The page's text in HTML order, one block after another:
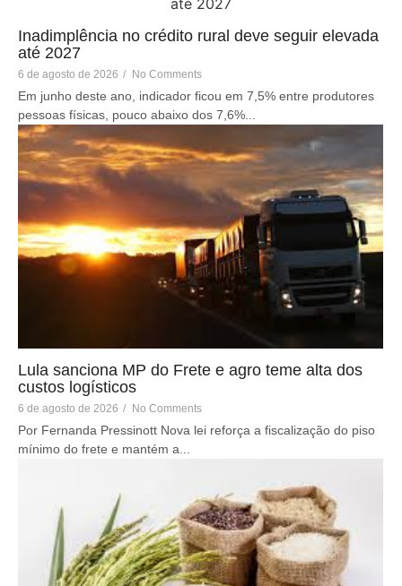
Inadimplência no crédito rural deve seguir elevada
até 2027
6 de agosto de 2026 / No Comments
Em junho deste ano, indicador ficou em 7,5% entre produtores
pessoas físicas, pouco abaixo dos 7,6%...
Lula sanciona MP do Frete e agro teme alta dos
custos logísticos
6 de agosto de 2026 / No Comments
Por Fernanda Pressinott Nova lei reforça a fiscalização do piso
mínimo do frete e mantém a...